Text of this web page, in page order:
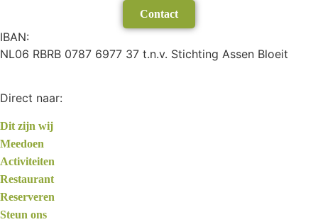
Contact
IBAN:
NL06 RBRB 0787 6977 37 t.n.v. Stichting Assen Bloeit
Direct naar:
Dit zijn wij
Meedoen
Activiteiten
Restaurant
Reserveren
Steun ons